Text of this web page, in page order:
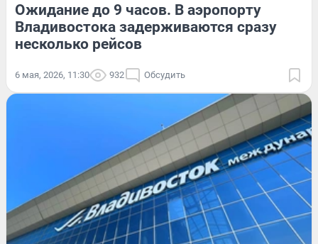
Ожидание до 9 часов. В аэропорту
Владивостока задерживаются сразу
несколько рейсов
6 мая, 2026, 11:30 932 Обсудить